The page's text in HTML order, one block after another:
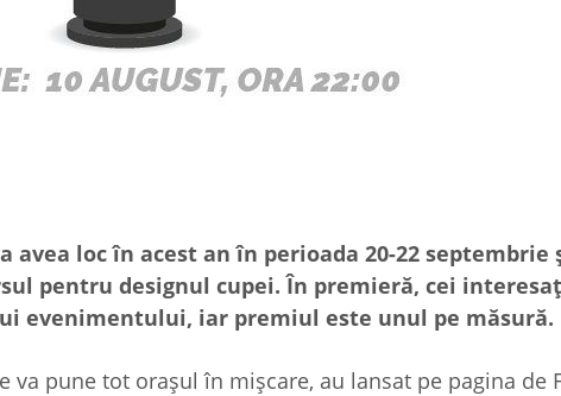
loc în acest an în perioada 20-22 septembrie
pentru designul cupei. În premieră, cei
evenimentului, iar premiul este unul pe măsură.
pune tot orașul în mișcare, au lansat pe pagina de